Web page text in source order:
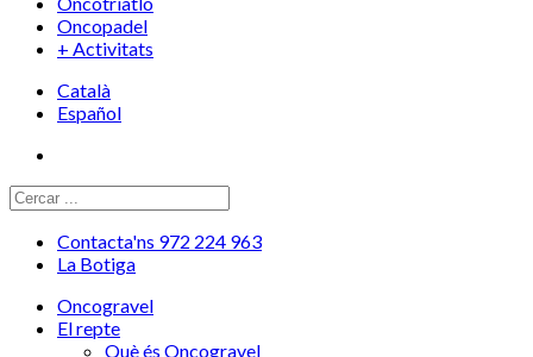
Oncopadel
+ Activitats
Català
Español
Contacta'ns 972 224 963
La Botiga
Oncogravel
El repte
Què és Oncogravel